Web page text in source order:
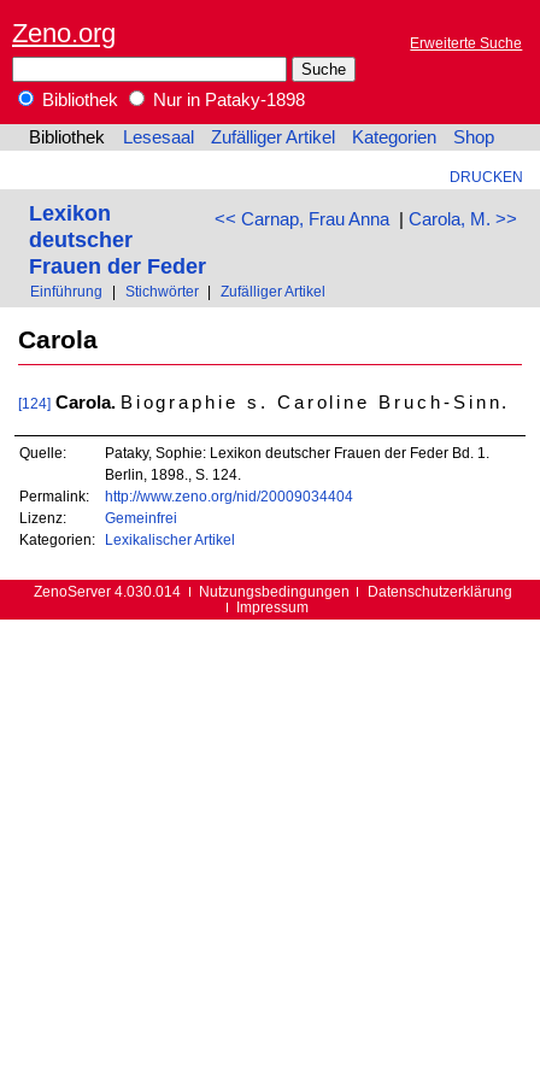
Zeno.org Erweiterte Suche
Bibliothek
Nur in Pataky-1898
Bibliothek
Lesesaal Zufälliger Artikel Kategorien Shop
DRUCKEN
<< Carnap, Frau Anna| Carola, M. >>
Lexikon
deutscher
Frauen der Feder
Einführung Stichwörter Zufälliger Artikel
Carola
[124] Carola. Biographie s. Caroline Bruch-Sinn.
Quelle:
Pataky, Sophie: Lexikon deutscher Frauen der Feder Bd. 1.
Berlin, 1898., S. 124.
Permalink:
http://www.zeno.org/nid/20009034404
Lizenz:
Gemeinfrei
Kategorien:
Lexikalischer Artikel
ZenoServer 4.030.014 Nutzungsbedingungen
Datenschutzerklärung
Impressum